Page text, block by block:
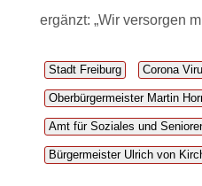
ergänzt: „Wir versorgen
Stadt Freiburg Corona
Oberbürgermeister Martin
Amt für Soziales und
Bürgermeister Ulrich von